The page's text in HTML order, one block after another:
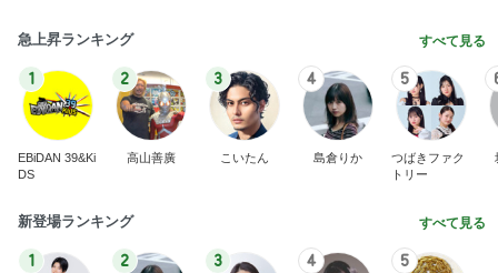
急上昇ランキング すべて見る
1
EBiDAN 39&Ki
DS
2
高山善廣
3
こいたん
4
島倉りか
5
つばきファク
トリー
新登場ランキング すべて見る
1 2 3 4 5